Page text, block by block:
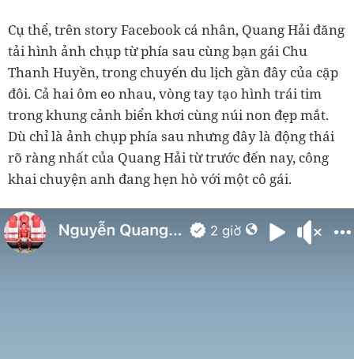
Cụ thể, trên story Facebook cá nhân, Quang Hải đăng
tải hình ảnh chụp từ phía sau cùng bạn gái Chu
Thanh Huyền, trong chuyến du lịch gần đây của cặp
đôi. Cả hai ôm eo nhau, vòng tay tạo hình trái tim
trong khung cảnh biển khơi cùng núi non đẹp mắt.
Dù chỉ là ảnh chụp phía sau nhưng đây là động thái
rõ ràng nhất của Quang Hải từ trước đến nay, công
khai chuyện anh đang hẹn hò với một cô gái.